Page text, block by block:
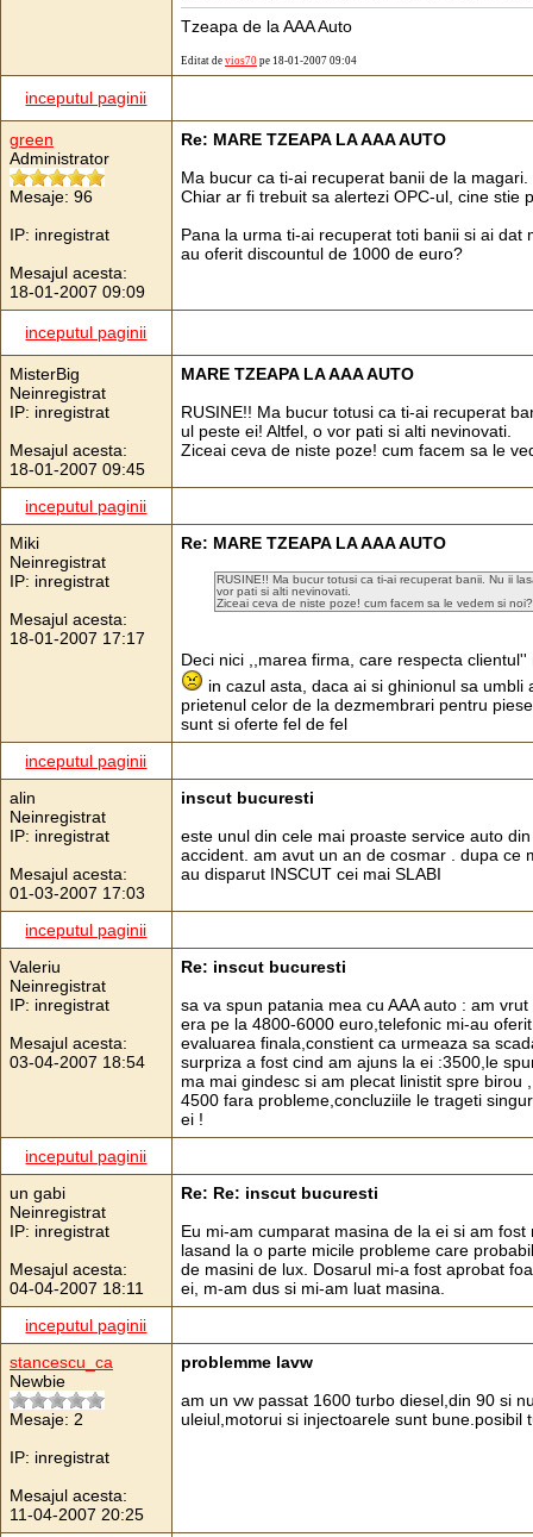
Tzeapa de la AAA Auto
Editat de vios70 pe 18-01-2007 09:04
inceputul paginii
green
Administrator
Mesaje: 96
IP: inregistrat
Mesajul acesta:
18-01-2007 09:09
Re: MARE TZEAPA LA AAA AUTO
Ma bucur ca ti-ai recuperat banii de la magari.
Chiar ar fi trebuit sa alertezi OPC-ul, cine stie
Pana la urma ti-ai recuperat toti banii si ai
au oferit discountul de 1000 de euro?
inceputul paginii
MisterBig
Neinregistrat
IP: inregistrat
Mesajul acesta:
18-01-2007 09:45
MARE TZEAPA LA AAA AUTO
RUSINE!! Ma bucur totusi ca ti-ai recuperat
ul peste ei! Altfel, o vor pati si alti nevinovati.
Ziceai ceva de niste poze! cum facem sa le
inceputul paginii
Miki
Neinregistrat
IP: inregistrat
Mesajul acesta:
18-01-2007 17:17
Re: MARE TZEAPA LA AAA AUTO
RUSINE!! Ma bucur totusi ca ti-ai recuperat banii. Nu ii
vor pati si alti nevinovati.
Ziceai ceva de niste poze! cum facem sa le vedem si noi?
Deci nici ,,marea firma, care respecta
in cazul asta, daca ai si ghinionul sa
prietenul celor de la dezmembrari pentru
sunt si oferte fel de fel
inceputul paginii
alin
Neinregistrat
IP: inregistrat
Mesajul acesta:
01-03-2007 17:03
inscut bucuresti
este unul din cele mai proaste service auto
accident. am avut un an de cosmar . dupa ce
au disparut INSCUT cei mai SLABI
inceputul paginii
Valeriu
Neinregistrat
IP: inregistrat
Mesajul acesta:
03-04-2007 18:54
Re: inscut bucuresti
sa va spun patania mea cu AAA auto : am
era pe la 4800-6000 euro,telefonic mi-au
evaluarea finala,constient ca urmeaza sa
surpriza a fost cind am ajuns la ei :3500,le
ma mai gindesc si am plecat linistit spre
4500 fara probleme,concluziile le trageti
ei !
inceputul paginii
un gabi
Neinregistrat
IP: inregistrat
Mesajul acesta:
04-04-2007 18:11
Re: Re: inscut bucuresti
Eu mi-am cumparat masina de la ei si am
lasand la o parte micile probleme care
de masini de lux. Dosarul mi-a fost aprobat
ei, m-am dus si mi-am luat masina.
inceputul paginii
stancescu_ca
Newbie
Mesaje: 2
IP: inregistrat
Mesajul acesta:
11-04-2007 20:25
problemme lavw
am un vw passat 1600 turbo diesel,din 90 si
uleiul,motorui si injectoarele sunt bune.posibil